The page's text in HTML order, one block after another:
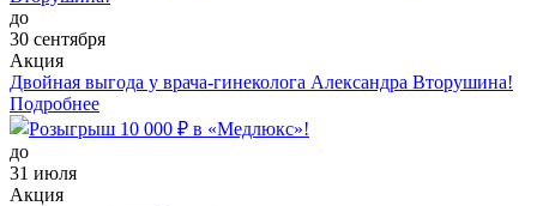
до
30 сентября
Акция
Двойная выгода у врача‑гинеколога Александра Вторушина!
Подробнее
до
31 июля
Акция